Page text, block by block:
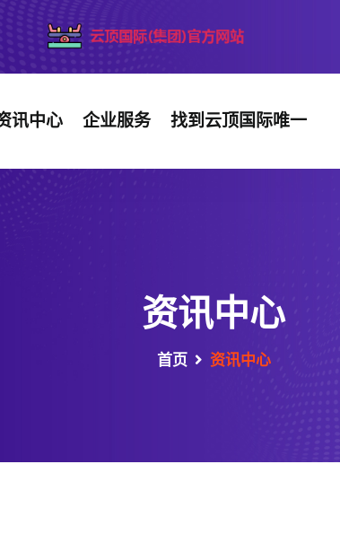
讯中心 企业服务 找到云顶国际唯一
资讯中心
首页 资讯中心